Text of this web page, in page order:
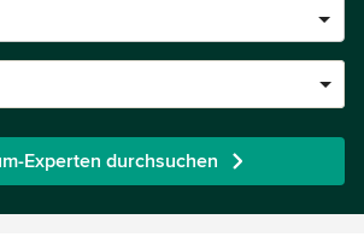
Experten durchsuchen